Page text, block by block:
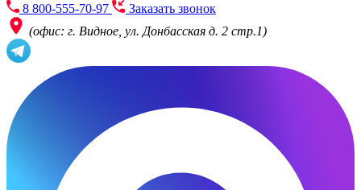
8 800-555-70-97
Заказать звонок
(офис: г. Видное, ул. Донбасская д. 2 стр.1)